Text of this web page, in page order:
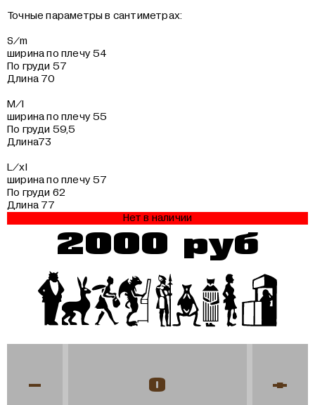
Точные параметры в сантиметрах:
S/m
ширина по плечу 54
По груди 57
Длина 70
M/l
ширина по плечу 55
По груди 59,5
Длина73
L/xl
ширина по плечу 57
По груди 62
Длина 77
Нет в наличии
2000 руб
- +